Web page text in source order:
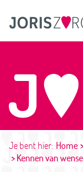
Je bent hier: Home
Kennen van